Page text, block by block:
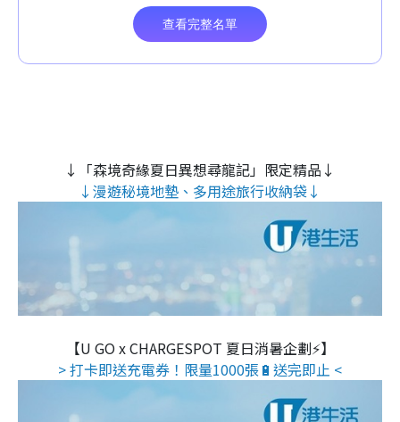
↓「森境奇緣夏日異想尋龍記」限定精品↓
↓漫遊秘境地墊、多用途旅行收納袋↓
【U GO x CHARGESPOT 夏日消暑企劃⚡】
> 打卡即送充電券！限量1000張🔋送完即止 <